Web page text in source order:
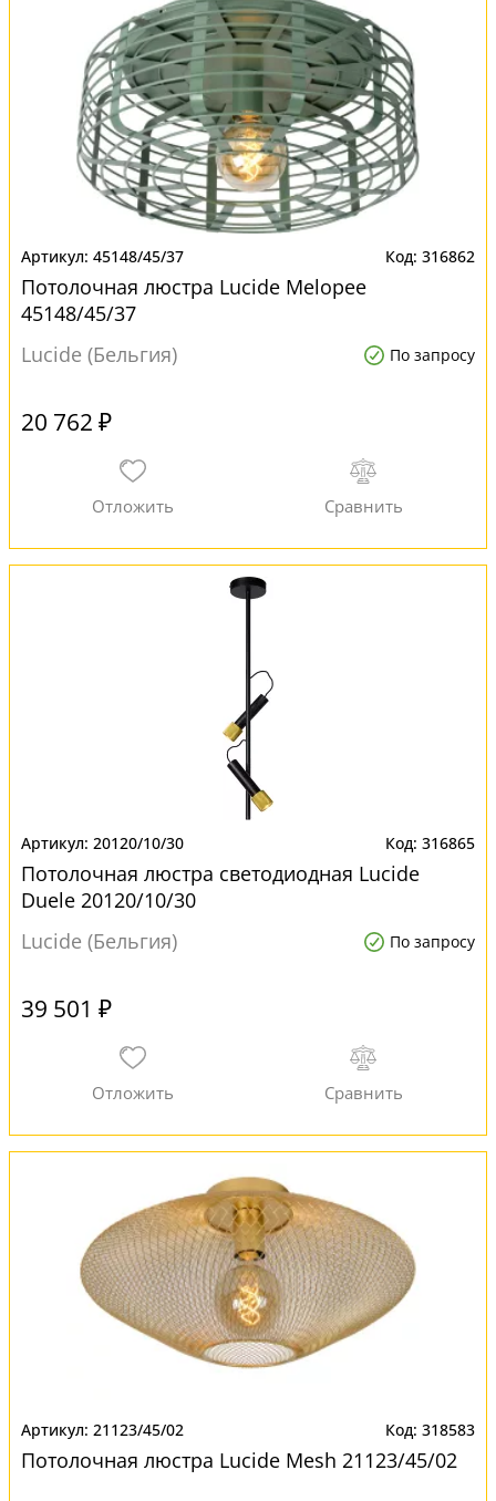
45148/45/37 316862
Потолочная люстра Lucide Melopee
45148/45/37
Lucide (Бельгия)
По запросу
20 762 ₽
20120/10/30 316865
Потолочная люстра светодиодная Lucide
Duele 20120/10/30
Lucide (Бельгия)
По запросу
39 501 ₽
21123/45/02 318583
Потолочная люстра Lucide Mesh 21123/45/02